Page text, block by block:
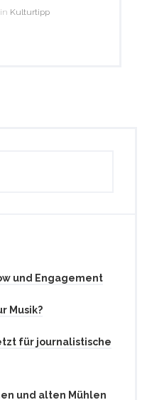
in Kulturtipp
und Engagement
Musik?
für journalistische
und alten Mühlen